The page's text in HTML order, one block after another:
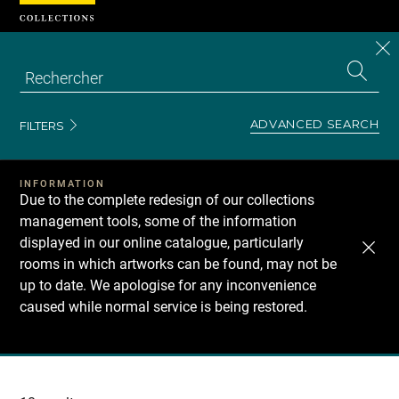
FILTERS ADVANCED SEARCH
INFORMATION
Due to the complete redesign of our collections
management tools, some of the information
displayed in our online catalogue, particularly
rooms in which artworks can be found, may not be
up to date. We apologise for any inconvenience
caused while normal service is being restored.
Recherche
Cookies management panel